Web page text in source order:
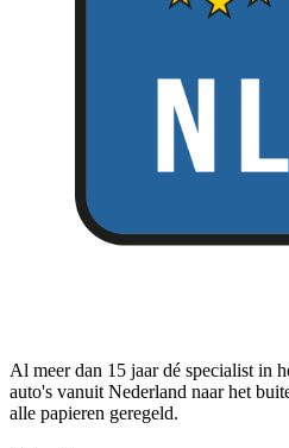
Al meer dan 15 jaar dé specialist in
auto's vanuit Nederland naar het
alle papieren geregeld.